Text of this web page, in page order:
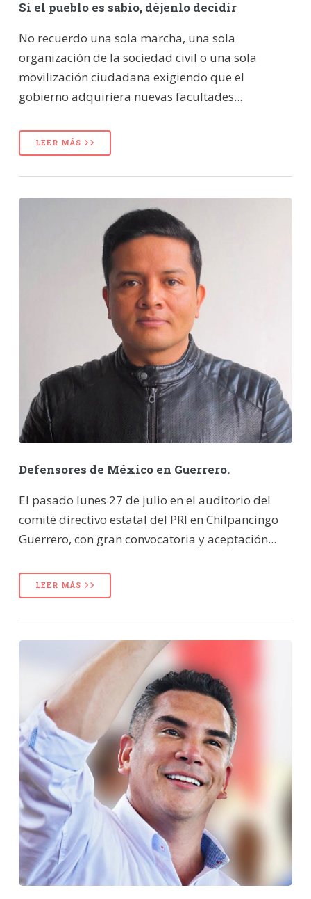
Si el pueblo es sabio, déjenlo decidir
No recuerdo una sola marcha, una sola
organización de la sociedad civil o una sola
movilización ciudadana exigiendo que el
gobierno adquiriera nuevas facultades...
LEER MÁS
Defensores de México en Guerrero.
El pasado lunes 27 de julio en el auditorio del
comité directivo estatal del PRI en Chilpancingo
Guerrero, con gran convocatoria y aceptación...
LEER MÁS